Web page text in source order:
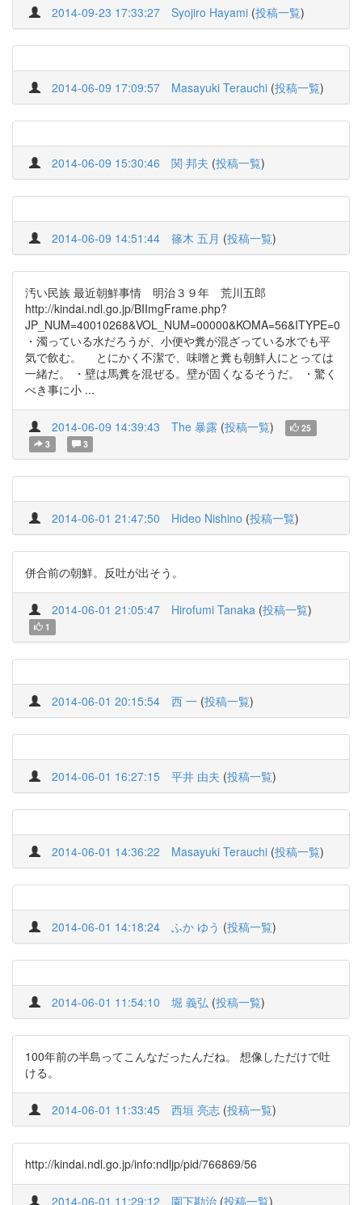
2014-09-23 17:33:27 Syojiro Hayami (投稿一覧)
2014-06-09 17:09:57 Masayuki Terauchi (投稿一覧)
2014-06-09 15:30:46 関 邦夫 (投稿一覧)
2014-06-09 14:51:44 篠木 五月 (投稿一覧)
汚い民族 最近朝鮮事情 明治３９年 荒川五郎
http://kindai.ndl.go.jp/BIImgFrame.php?
JP_NUM=40010268&VOL_NUM=00000&KOMA=56&ITYPE=0
・濁っている水だろうが、小便や糞が混ざっている水でも平
気で飲む。 とにかく不潔で、味噌と糞も朝鮮人にとっては
一緒だ。 ・壁は馬糞を混ぜる。壁が固くなるそうだ。 ・驚く
べき事に小 ...
2014-06-09 14:39:43 The 暴露 (投稿一覧)
25
3
3
2014-06-01 21:47:50 Hideo Nishino (投稿一覧)
併合前の朝鮮。反吐が出そう。
2014-06-01 21:05:47 Hirofumi Tanaka (投稿一覧)
1
2014-06-01 20:15:54 西 一 (投稿一覧)
2014-06-01 16:27:15 平井 由夫 (投稿一覧)
2014-06-01 14:36:22 Masayuki Terauchi (投稿一覧)
2014-06-01 14:18:24 ふか ゆう (投稿一覧)
2014-06-01 11:54:10 堀 義弘 (投稿一覧)
100年前の半島ってこんなだったんだね。 想像しただけで吐
ける。
2014-06-01 11:33:45 西垣 亮志 (投稿一覧)
http://kindai.ndl.go.jp/info:ndljp/pid/766869/56
2014-06-01 11:29:12 園下勘治 (投稿一覧)